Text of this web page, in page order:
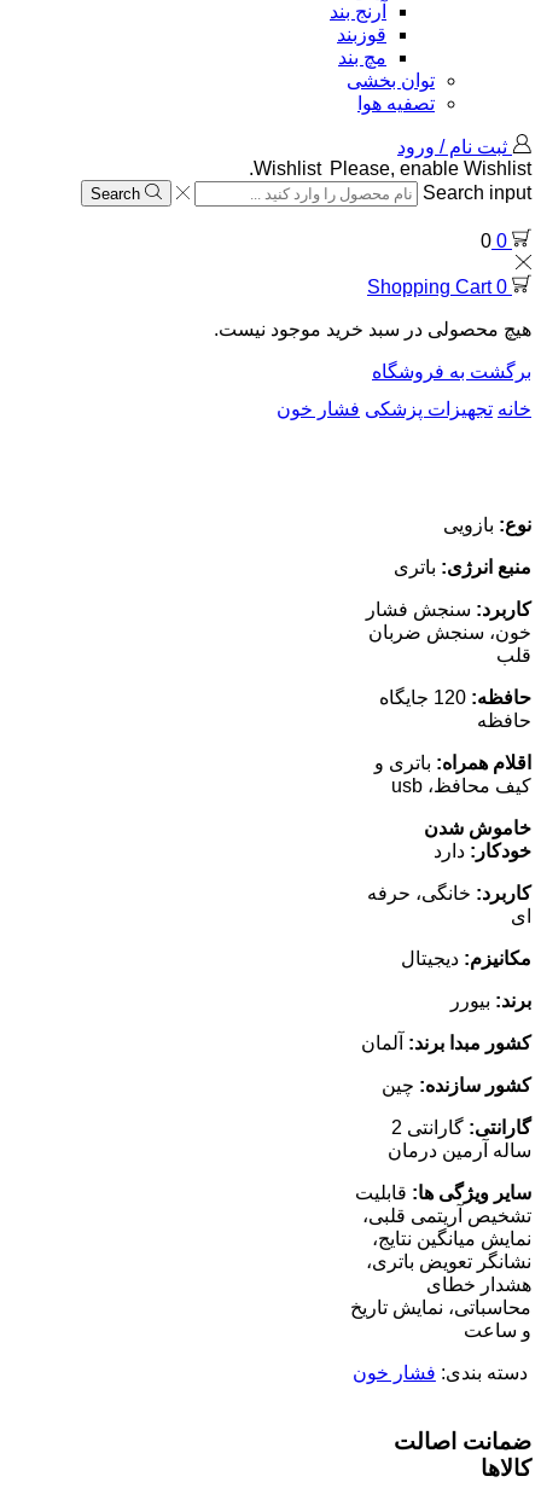
آرنج بند
قوزبند
مچ بند
توان بخشی
تصفیه هوا
ثبت نام / ورود
Wishlist Please, enable Wishlist.
Search input
Search
0
0
0
Shopping Cart
هیچ محصولی در سبد خرید موجود نیست.
برگشت به فروشگاه
خانه تجهیزات پزشکی فشار خون
نوع: بازویی
منبع انرژی: باتری
کاربرد: سنجش فشار
خون، سنجش ضربان
قلب
حافظه:
120 جایگاه
حافظه
اقلام همراه: باتری و
کیف محافظ، usb
خاموش شدن
خودکار: دارد
کاربرد: خانگی، حرفه
ای
مکانیزم: دیجیتال
برند: بیورر
کشور مبدا برند: آلمان
کشور سازنده: چین
گارانتی:
گارانتی 2
ساله آرمین درمان
سایر ویژگی ها: قابلیت
تشخیص آریتمی قلبی،
نمایش میانگین نتایج،
نشانگر تعویض باتری،
هشدار خطای
محاسباتی، نمایش تاریخ
و ساعت
دسته بندی: فشار خون
ضمانت اصالت
کالاها